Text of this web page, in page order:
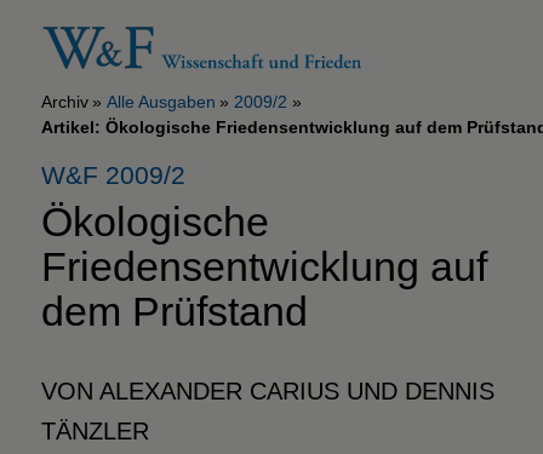
Archiv Alle Ausgaben
2009/2
Artikel: Ökologische Friedensentwicklung auf dem
W&F 2009/2
Ökologische
Friedensentwicklung auf
dem Prüfstand
VON ALEXANDER CARIUS UND DENNIS
TÄNZLER